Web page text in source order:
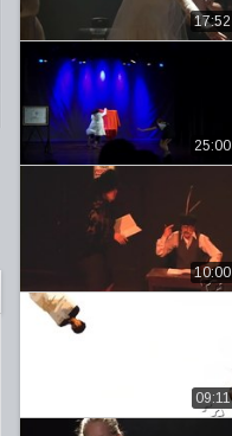
17:52
25:00
10:00
09:11